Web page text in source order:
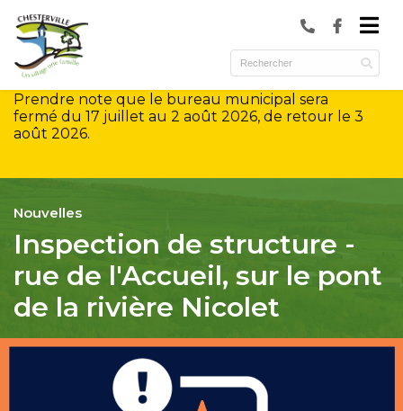
(Municipalité )
(Services )
(Culture et loisirs )
Prendre note que le bureau municipal sera
fermé du 17 juillet au 2 août 2026, de retour le 3
août 2026.
Nouvelles
Inspection de structure -
rue de l'Accueil, sur le pont
de la rivière Nicolet